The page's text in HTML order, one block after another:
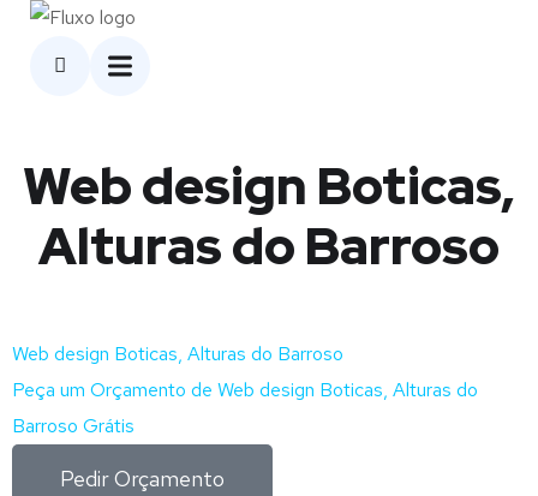
Web design Boticas,
Alturas do Barroso
Web design Boticas, Alturas do Barroso
Peça um Orçamento de Web design Boticas, Alturas do
Barroso Grátis
Pedir Orçamento